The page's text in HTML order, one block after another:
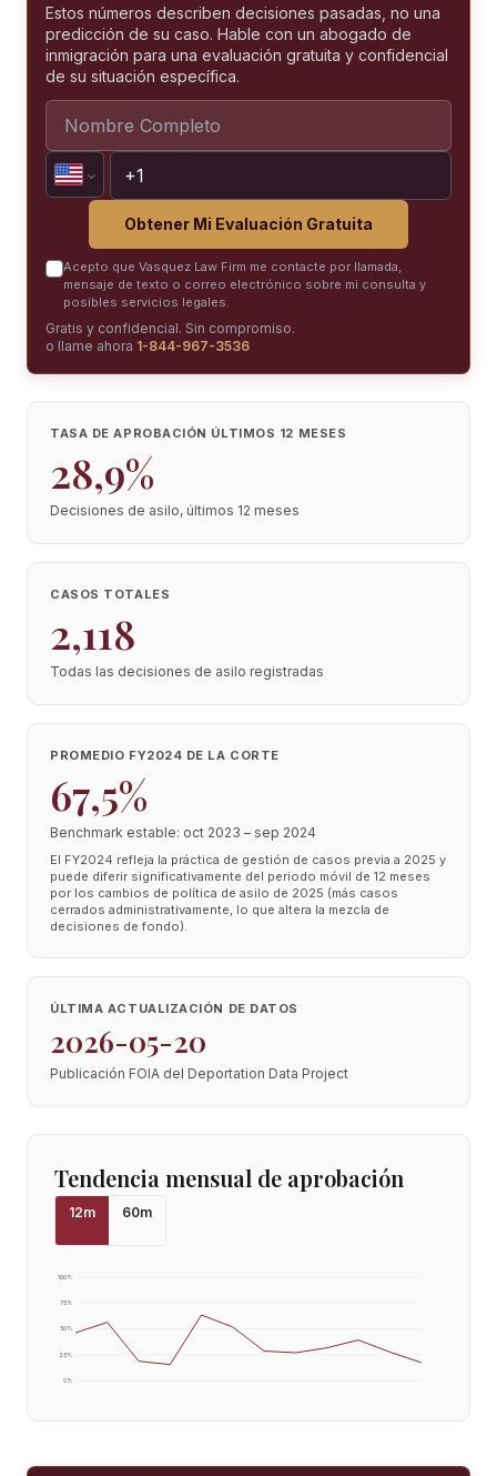
Estos números describen decisiones pasadas, no una
predicción de su caso. Hable con un abogado de
inmigración para una evaluación gratuita y confidencial
de su situación específica.
Obtener Mi Evaluación Gratuita
Acepto que Vasquez Law Firm me contacte por llamada,
mensaje de texto o correo electrónico sobre mi consulta y
posibles servicios legales.
Gratis y confidencial. Sin compromiso.
o llame ahora 1-844-967-3536
TASA DE APROBACIÓN ÚLTIMOS 12 MESES
28,9%
Decisiones de asilo, últimos 12 meses
CASOS TOTALES
2,118
Todas las decisiones de asilo registradas
PROMEDIO FY2024 DE LA CORTE
67,5%
Benchmark estable: oct 2023 – sep 2024
El FY2024 refleja la práctica de gestión de casos previa a 2025 y
puede diferir significativamente del periodo móvil de 12 meses
por los cambios de política de asilo de 2025 (más casos
cerrados administrativamente, lo que altera la mezcla de
decisiones de fondo).
ÚLTIMA ACTUALIZACIÓN DE DATOS
2026-05-20
Publicación FOIA del Deportation Data Project
Tendencia mensual de aprobación
12m 60m
0%
25%
50%
75%
100%